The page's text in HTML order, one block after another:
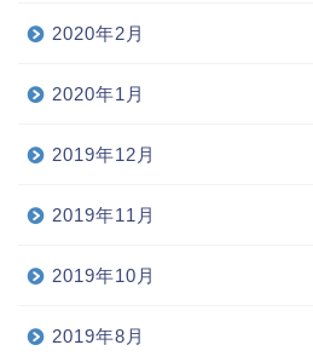
2020年2月
2020年1月
2019年12月
2019年11月
2019年10月
2019年8月